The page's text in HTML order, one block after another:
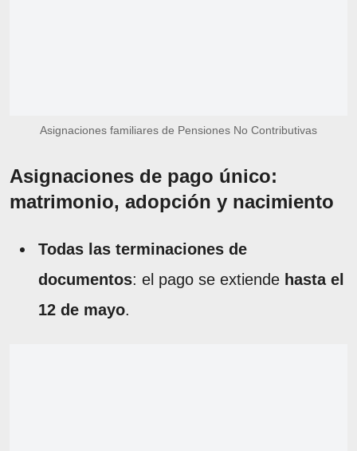
Asignaciones familiares de Pensiones No Contributivas
Asignaciones de pago único:
matrimonio, adopción y nacimiento
Todas las terminaciones de
documentos: el pago se extiende hasta el
12 de mayo.